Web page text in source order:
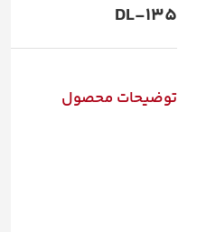
DL-135
توضیحات محصول